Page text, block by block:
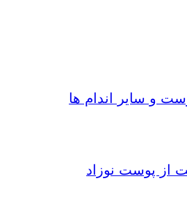
و سایر اندام ها
از پوست نوزاد